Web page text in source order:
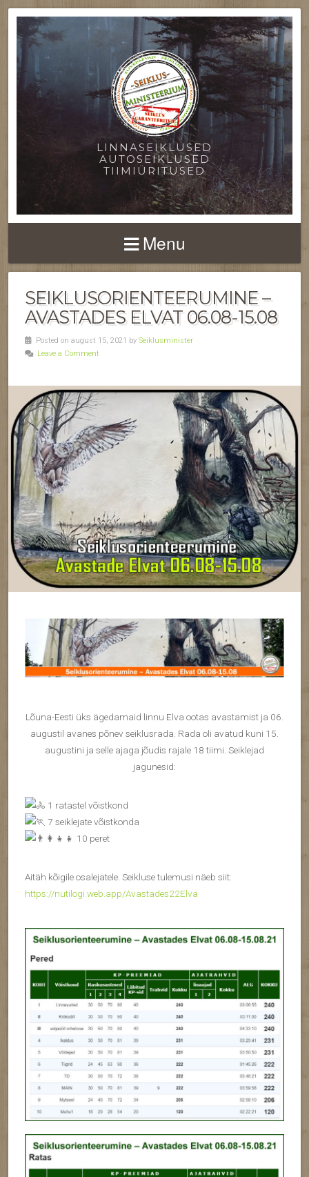
LINNASEIKLUSED
AUTOSEIKLUSED
TIIMIÜRITUSED
Menu
SEIKLUSORIENTEERUMINE –
AVASTADES ELVAT 06.08-15.08
Posted on august 15, 2021 by Seiklusminister
Leave a Comment
Lõuna-Eesti üks ägedamaid linnu Elva ootas avastamist ja 06.
augustil avanes põnev seiklusrada. Rada oli avatud kuni 15.
augustini ja selle ajaga jõudis rajale 18 tiimi. Seiklejad
jagunesid:
1 ratastel võistkond
7 seiklejate võistkonda
10 peret
Aitäh kõigile osalejatele. Seikluse tulemusi näeb siit:
https://nutilogi.web.app/Avastades22Elva